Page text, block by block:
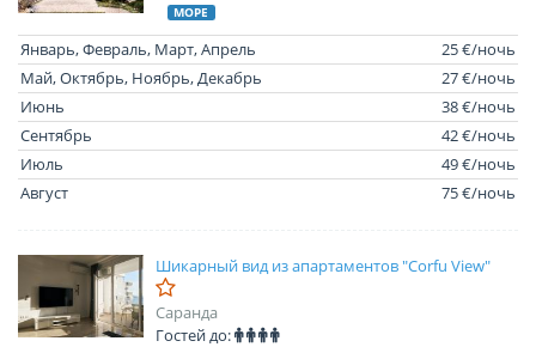
МОРЕ
Январь, Февраль, Март, Апрель
25 €/ночь
Май, Октябрь, Ноябрь, Декабрь
27 €/ночь
Июнь
38 €/ночь
Сентябрь
42 €/ночь
Июль
49 €/ночь
Август
75 €/ночь
Шикарный вид из апартаментов "Corfu View"
Саранда
Гостей до: